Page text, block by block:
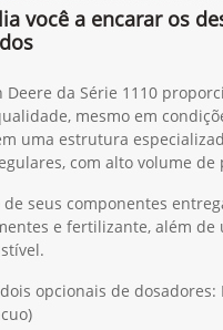
você a encarar os
Deere da Série 1110
mesmo em
uma estrutura
com alto volume de
seus componentes
e fertilizante, além de
opcionais de dosadores: